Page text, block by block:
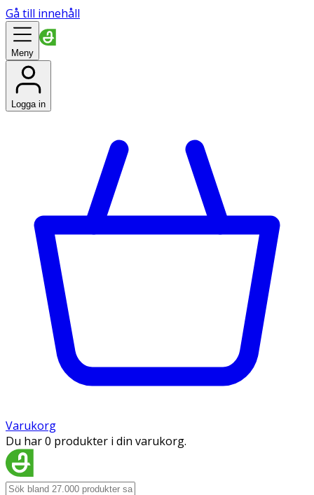
Gå till innehåll
Meny
Logga in
Varukorg
Du har 0 produkter i din varukorg.